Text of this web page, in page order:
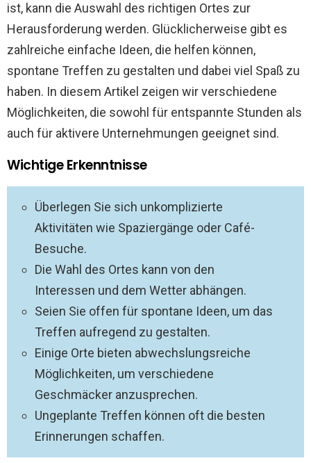
ist, kann die Auswahl des richtigen Ortes zur
Herausforderung werden. Glücklicherweise gibt es
zahlreiche einfache Ideen, die helfen können,
spontane Treffen zu gestalten und dabei viel Spaß zu
haben. In diesem Artikel zeigen wir verschiedene
Möglichkeiten, die sowohl für entspannte Stunden als
auch für aktivere Unternehmungen geeignet sind.
Wichtige Erkenntnisse
Überlegen Sie sich unkomplizierte
Aktivitäten wie Spaziergänge oder Café-
Besuche.
Die Wahl des Ortes kann von den
Interessen und dem Wetter abhängen.
Seien Sie offen für spontane Ideen, um das
Treffen aufregend zu gestalten.
Einige Orte bieten abwechslungsreiche
Möglichkeiten, um verschiedene
Geschmäcker anzusprechen.
Ungeplante Treffen können oft die besten
Erinnerungen schaffen.